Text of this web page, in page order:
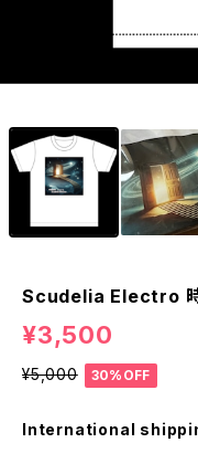
Scudelia Electro 時
¥3,500
¥5,000 30%OFF
International